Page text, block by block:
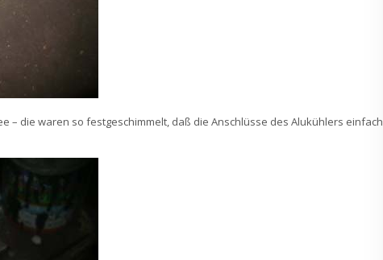
– die waren so festgeschimmelt, daß die Anschlüsse des Alukühlers einfach